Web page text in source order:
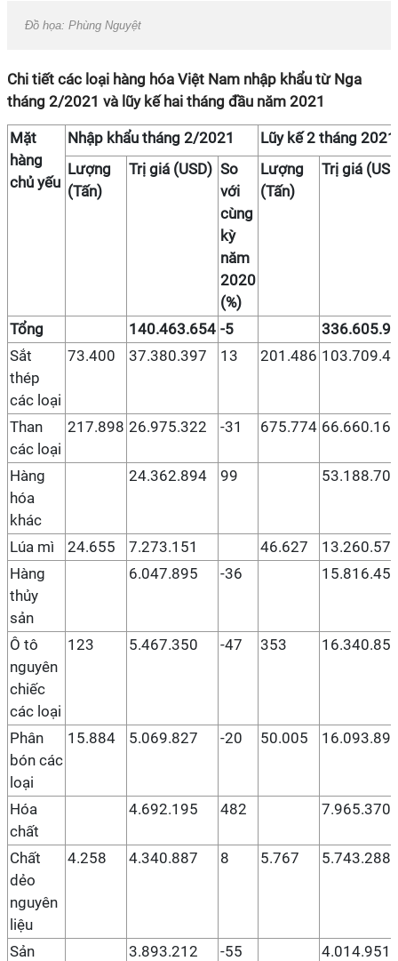
Đồ họa: Phùng Nguyệt
Chi tiết các loại hàng hóa Việt Nam nhập khẩu từ Nga
tháng 2/2021 và lũy kế hai tháng đầu năm 2021
Mặt
hàng
chủ yếu
Nhập khẩu tháng 2/2021
Lũy kế 2 tháng 2021
Lượng
(Tấn)
Trị giá (USD) So
với
cùng
kỳ
năm
2020
(%)
Lượng
(Tấn)
Trị giá
Tổng 140.463.654 -5
Sắt
thép
các loại
73.400 37.380.397 13 201.486
Than
các loại
217.898 26.975.322 -31 675.774
Hàng
hóa
khác
24.362.894 99
Lúa mì 24.655 7.273.151 46.627
Hàng
thủy
sản
6.047.895 -36
Ô tô
nguyên
chiếc
các loại
123 5.467.350 -47 353
Phân
bón các
loại
15.884 5.069.827 -20 50.005
Hóa
chất
4.692.195 482 7.965.370
Chất
dẻo
nguyên
liệu
4.258 4.340.887 8 5.767 5.743.288
Sản
3.893.212 -55 4.014.951